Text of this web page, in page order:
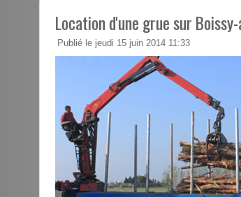
Location d'une grue sur
Publié le jeudi 15 juin 2014 11:33